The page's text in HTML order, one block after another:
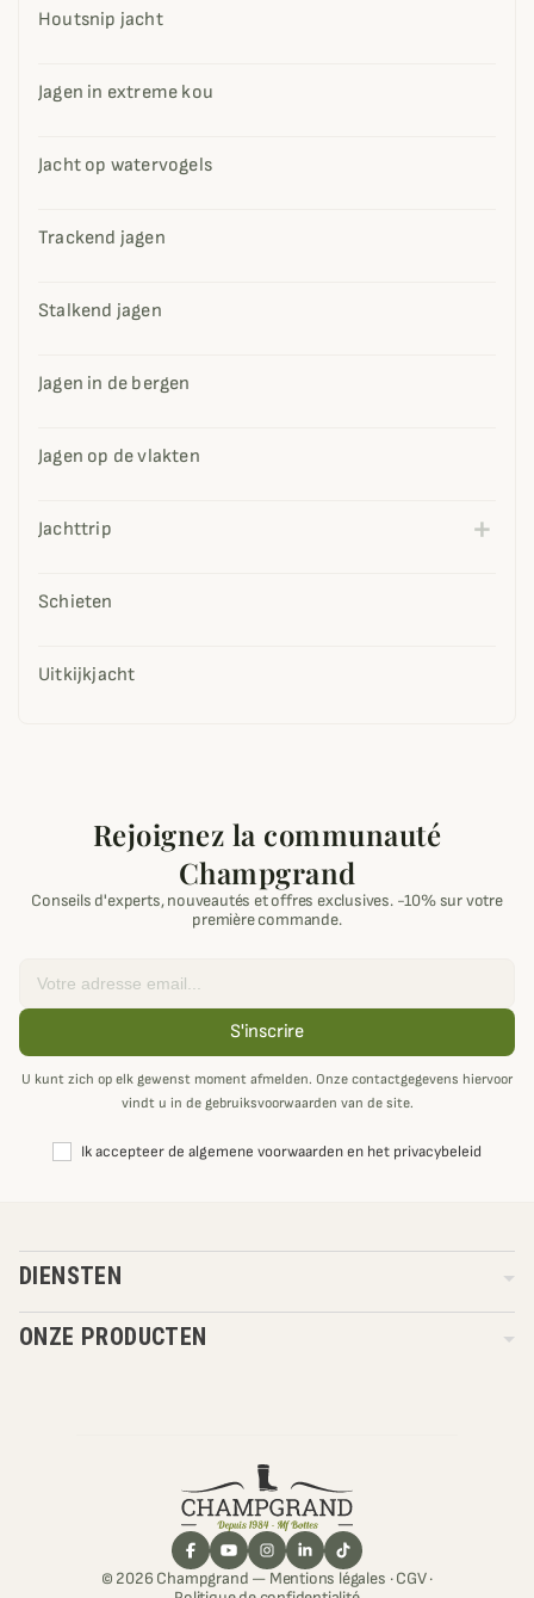
Houtsnip jacht
Jagen in extreme kou
Jacht op watervogels
Trackend jagen
Stalkend jagen
Jagen in de bergen
Jagen op de vlakten
Jachttrip
Schieten
Uitkijkjacht
Rejoignez la communauté
Champgrand
Conseils d'experts, nouveautés et offres exclusives. -10% sur votre
première commande.
S'inscrire
U kunt zich op elk gewenst moment afmelden. Onze contactgegevens hiervoor
vindt u in de gebruiksvoorwaarden van de site.
Ik accepteer de algemene voorwaarden en het privacybeleid
DIENSTEN
ONZE PRODUCTEN
© 2026 Champgrand — Mentions légales ·CGV·